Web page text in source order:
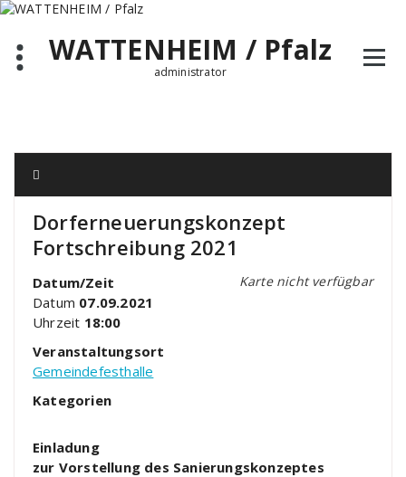
Zum
springenWATTENHEIM / Pfalz
administrator
Dorferneuerungskonzept
Fortschreibung 2021
Karte nicht verfügbar
Datum/Zeit
Datum 07.09.2021
Uhrzeit 18:00
Veranstaltungsort
Gemeindefesthalle
Kategorien
Einladung
zur Vorstellung des Sanierungskonzeptes